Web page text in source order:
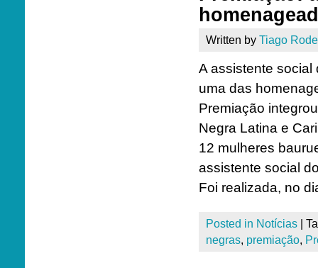
Written by Tiago
A assistente social
uma das
Premiação
Negra Latina e
12 mulheres
assistente social
Foi realizada, no
Posted in Notícias
negras, premiação,